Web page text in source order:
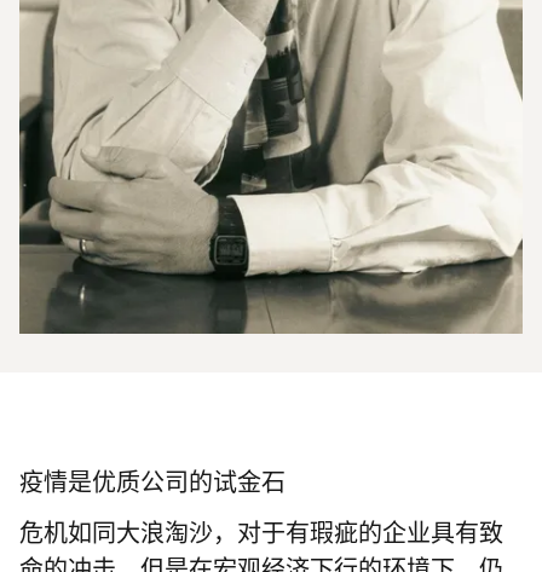
疫情是优质公司的试金石
危机如同大浪淘沙，对于有瑕疵的企业具有致